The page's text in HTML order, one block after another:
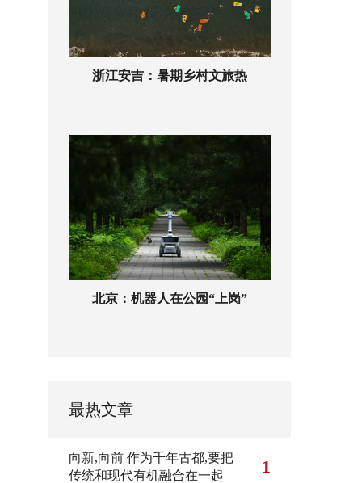
浙江安吉：暑期乡村文旅热
北京：机器人在公园“上岗”
最热文章
向新,向前 作为千年古都,要把
传统和现代有机融合在一起
1